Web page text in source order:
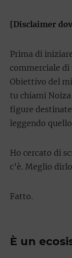
[Disclaimer
Prima di
commerciale di
Obiettivo del
tu chiami
figure
leggendo
Ho cercato di
c’è. Meglio
Fatto.
È un